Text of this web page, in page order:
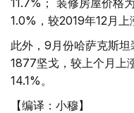
1.0%，较2019年12月上
此外，9月份哈萨克斯
1877坚戈，较上个月上
14.1%。
【编译：小穆】